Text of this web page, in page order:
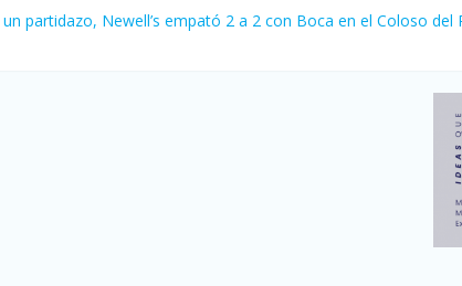
un partidazo, Newell’s empató 2 a 2 con Boca en el Coloso del
de invierno con más movimiento y consumo